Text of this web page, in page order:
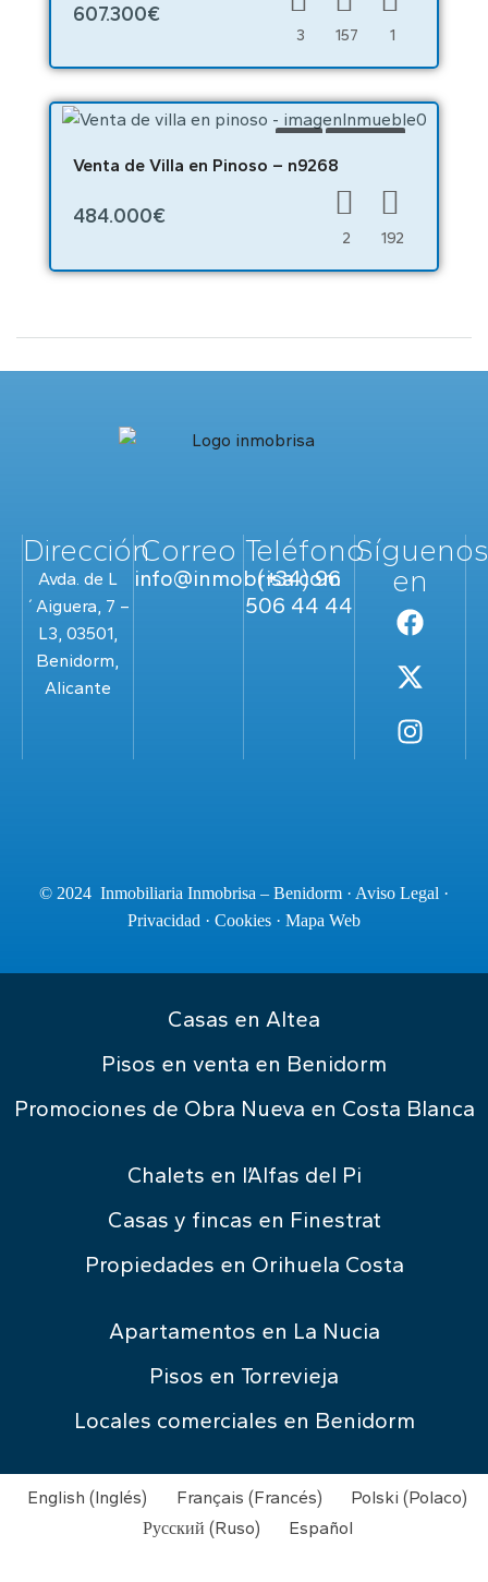
607.300€
3 157 1
VENTA OBRA NUEVA
Venta de Villa en Pinoso – n9268
484.000€
2 192
Dirección
Avda. de L
´Aiguera, 7 –
L3, 03501,
Benidorm,
Alicante
Correo
info@inmobrisa.com
Teléfono
(+34) 96
506 44 44
en
© 2024 Inmobiliaria Inmobrisa – Benidorm · Aviso Legal ·
Privacidad · Cookies · Mapa Web
Casas en Altea
Pisos en venta en Benidorm
Promociones de Obra Nueva en Costa Blanca
Chalets en l’Alfas del Pi
Casas y fincas en Finestrat
Propiedades en Orihuela Costa
Apartamentos en La Nucia
Pisos en Torrevieja
Locales comerciales en Benidorm
English (Inglés) Français (Francés) Polski (Polaco)
Русский (Ruso) Español